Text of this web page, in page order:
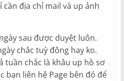
cần địa chỉ mail và up ảnh
sau được duyệt luôn.
chắc tuỳ đông hay ko.
tuần chắc là khâu up hồ sơ
bạn liên hệ Page bên đó để